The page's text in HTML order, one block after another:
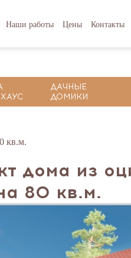
Наши работы Цены Контакты
ДАЧНЫЕ
ДОМИКИ
кв.м.
дома из
80 кв.м.